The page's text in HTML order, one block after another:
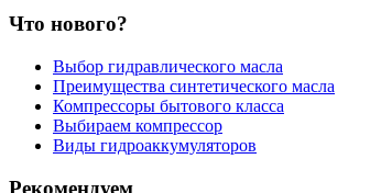
Что нового?
Выбор гидравлического масла
Преимущества синтетического масла
Компрессоры бытового класса
Выбираем компрессор
Виды гидроаккумуляторов
Рекомендуем